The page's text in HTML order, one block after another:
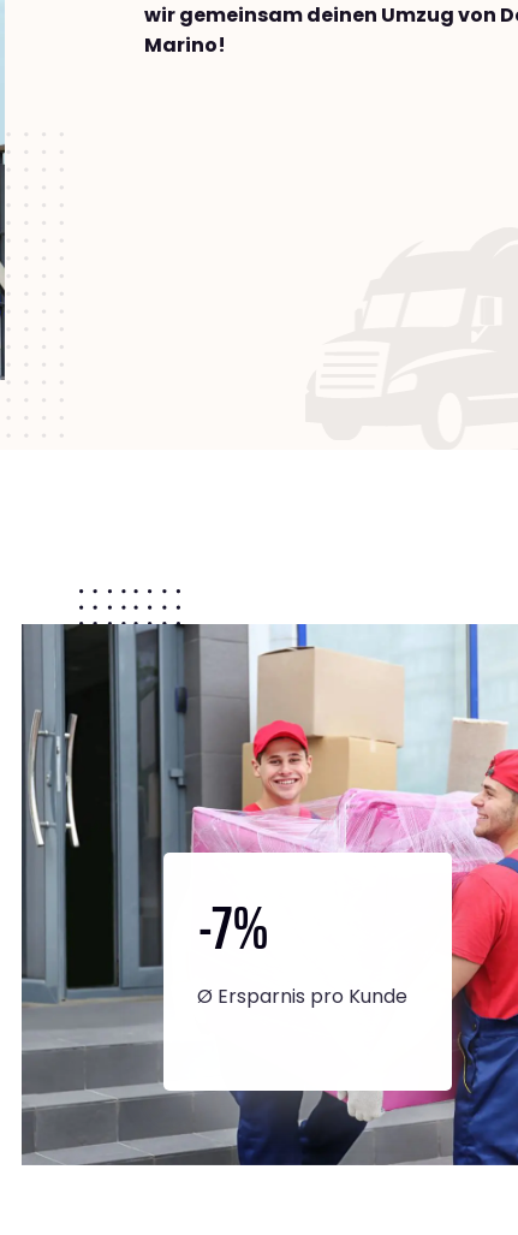
wir gemeinsam deinen Umzug von
Marino!
-7%
Ø Ersparnis pro Kunde